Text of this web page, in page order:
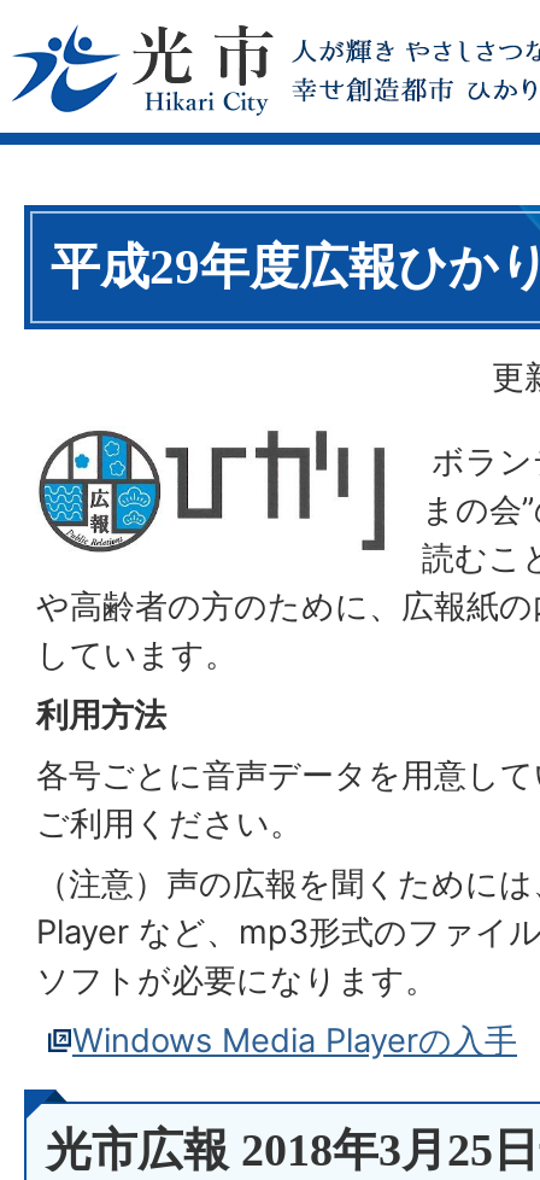
平成29年度広報ひか
更
ボラ
まの会
読むこ
や高齢者の方のために、広報紙
しています。
利用方法
各号ごとに音声データを用意し
ご利用ください。
（注意）声の広報を聞くために
Player など、mp3形式のファイ
ソフトが必要になります。
Windows Media Playerの入手
光市広報 2018年3月25